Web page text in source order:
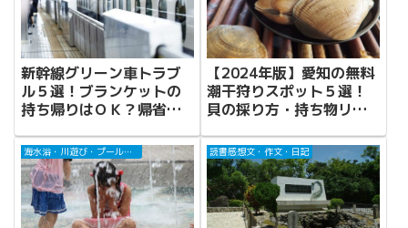
新幹線グリーン車トラブ
ル５選！ブランケットの
持ち帰りはＯＫ？帰省時
【2024年版】愛知の無料
潮干狩りスポット５選！
貝の採り方・持ち物リス
海水浴・川遊び・プール・じゃぶじゃぶ池 読書感想文・作文・日記